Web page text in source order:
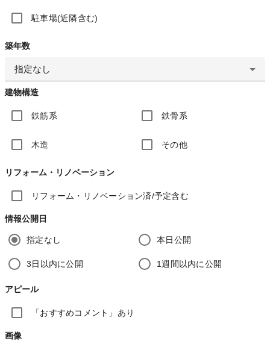
駐車場(近隣含む)
築年数
指定なし
建物構造
鉄筋系 鉄骨系
木造 その他
リフォーム・リノベーション
リフォーム・リノベーション済/予定含む
情報公開日
指定なし 本日公開
3日以内に公開 1週間以内に公開
アピール
「おすすめコメント」あり
画像